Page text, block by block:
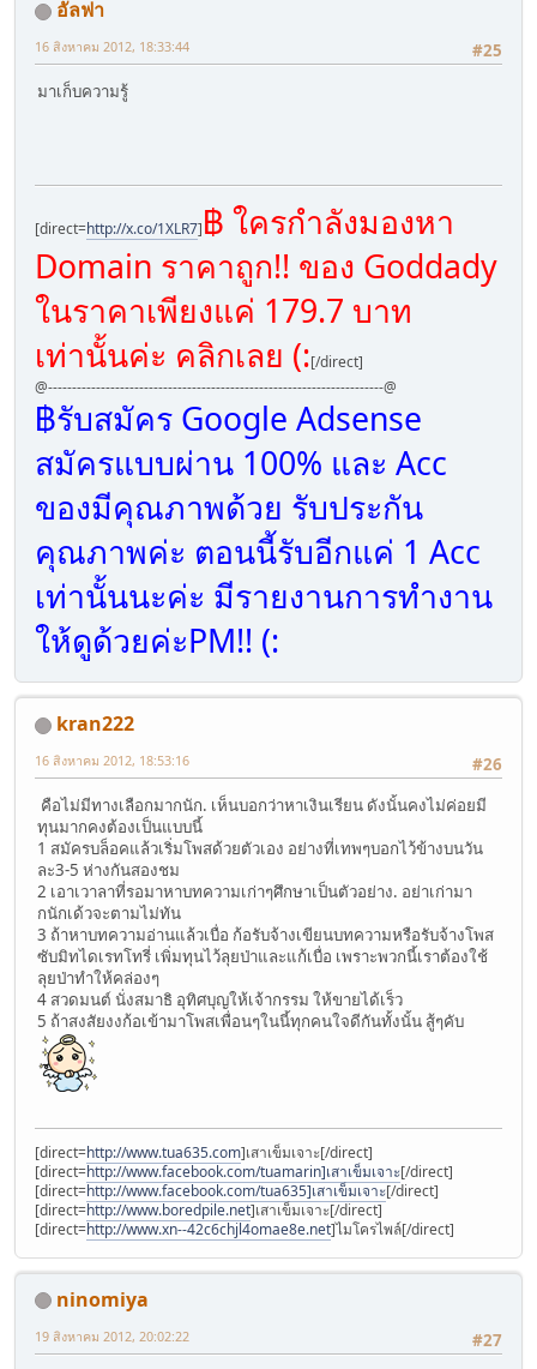
อัลฟา
#25
16 สิงหาคม 2012, 18:33:44
มาเก็บความรู้
[direct=http://x.co/1XLR7]฿ ใครกำลังมองหา
Domain ราคาถูก!! ของ Goddady
ในราคาเพียงแค่ 179.7 บาท
เท่านั้นค่ะ คลิกเลย (:[/direct]
@----------------------------------------------------------------------@
฿รับสมัคร Google Adsense
สมัครแบบผ่าน 100% และ Acc
ของมีคุณภาพด้วย รับประกัน
คุณภาพค่ะ ตอนนี้รับอีกแค่ 1 Acc
เท่านั้นนะค่ะ มีรายงานการทำงาน
ให้ดูด้วยค่ะPM!! (:
kran222
#26
16 สิงหาคม 2012, 18:53:16
คือไม่มีทางเลือกมากนัก. เห็นบอกว่าหาเงินเรียน ดังนั้นคงไม่ค่อยมี
ทุนมากคงต้องเป็นแบบนี้
1 สมัครบล็อคแล้วเริ่มโพสด้วยตัวเอง อย่างที่เทพๆบอกไว้ข้างบนวัน
ละ3-5 ห่างกันสองชม
2 เอาเวาลาที่รอมาหาบทความเก่าๆศึกษาเป็นตัวอย่าง. อย่าเก่ามา
กนักเด้วจะตามไม่ทัน
3 ถ้าหาบทความอ่านแล้วเบื่อ ก้อรับจ้างเขียนบทความหรือรับจ้างโพส
ซับมิทไดเรทโทรี่ เพิ่มทุนไว้ลุยป่าและแก้เบื่อ เพราะพวกนี้เราต้องใช้
ลุยป่าทำให้คล่องๆ
4 สวดมนต์ นั่งสมาธิ อุทิศบุญให้เจ้ากรรม ให้ขายได้เร็ว
5 ถ้าสงสัยงงก้อเข้ามาโพสเพื่อนๆในนี้ทุกคนใจดีกันทั้งนั้น สู้ๆคับ
[direct=http://www.tua635.com]เสาเข็มเจาะ[/direct]
[direct=http://www.facebook.com/tuamarin]เสาเข็มเจาะ[/direct]
[direct=http://www.facebook.com/tua635]เสาเข็มเจาะ[/direct]
[direct=http://www.boredpile.net]เสาเข็มเจาะ[/direct]
[direct=http://www.xn--42c6chjl4omae8e.net]ไมโครไพล์[/direct]
ninomiya
#27
19 สิงหาคม 2012, 20:02:22